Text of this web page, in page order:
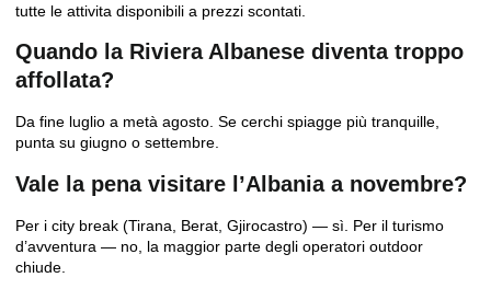
tutte le attivita disponibili a prezzi scontati.
Quando la Riviera Albanese diventa troppo
affollata?
Da fine luglio a metà agosto. Se cerchi spiagge più tranquille,
punta su giugno o settembre.
Vale la pena visitare l’Albania a novembre?
Per i city break (Tirana, Berat, Gjirocastro) — sì. Per il turismo
d’avventura — no, la maggior parte degli operatori outdoor
chiude.